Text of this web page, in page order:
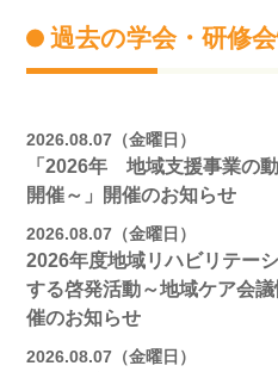
過去の学会・研修
2026.08.07（金曜日）
「2026年 地域支援事業の
開催～」開催のお知らせ
2026.08.07（金曜日）
2026年度地域リハビリテー
する啓発活動～地域ケア会
催のお知らせ
2026.08.07（金曜日）